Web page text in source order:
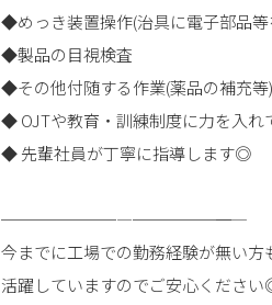
◆めっき装置操作(治具に電子部品
◆製品の目視検査
◆その他付随する作業(薬品の補充等)
◆ OJTや教育・訓練制度に力を入れ
◆ 先輩社員が丁寧に指導します◎
───────―─────――─
今までに工場での勤務経験が無い方
活躍していますのでご安心くださ